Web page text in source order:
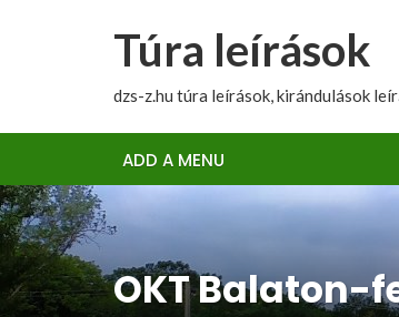
Túra leírások
dzs-z.hu túra leírások, kirándulások
ADD A MENU
OKT Balaton-